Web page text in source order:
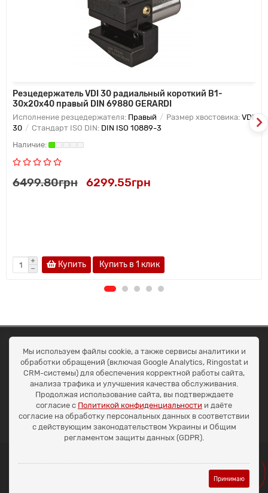
Резцедержатель VDI 30 радиальный короткий B1-
30х20х40 правый DIN 69880 GERARDI
Исполнение резцедержателя: Правый Размер хвостовика: VDI
30
Стандарт ISO DIN: DIN ISO 10889-3
6499.80грн 6299.55грн
Купить Купить в 1 клик
ОКЕАН ТРЕЙД
Договір публичної оферти
Доставка та оплата
Наші контакти
Умови повернення
+38 (099) 452-20-02
+38 (098) 492-20-02
office@ocean.biz.ua
Мы используем файлы cookie, а также сервисы аналитики и
обработки обращений (включая Google Analytics, Ringostat и
CRM-системы) для обеспечения корректной работы сайта,
анализа трафика и улучшения качества обслуживания.
Продолжая использование сайта, вы подтверждаете
согласие с Политикой конфиденциальности и даёте
согласие на обработку персональных данных в соответствии
с действующим законодательством Украины и Общим
регламентом защиты данных (GDPR).
Принимаю